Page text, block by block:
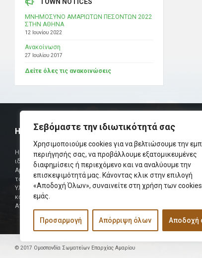
Σεβόμαστε την ιδιωτικότητά σας
Χρησιμοποιούμε cookies για να βελτιώσουμε την
περιήγησής σας, να προβάλλουμε εξατομικευμένες
διαφημίσεις ή περιεχόμενο και να αναλύουμε την
επισκεψιμότητά μας. Κάνοντας κλικ στην επιλογή
«Αποδοχή Όλων», συναινείτε στη χρήση των
εμάς.
Προσαρμογή Απόρριψη όλων Αποδοχή
TOWN NOTICES
ΜΝΗΜΟΣΥΝΟ ΑΜΑΡΙΩΤΩΝ ΠΕΣΟΝΤΩΝ 2022
ΣΤΗΝ ΑΘΗΝΑ
12 Ιουνίου 2022
Ανακοίνωση
27 Ιουλίου 2017
Δείτε όλες τις ανακοινώσεις
Η ΟΜΟΣΠΟΝΔΙΑ
Η Ομοσπονδία Σωματείων Επαρχίας Αμαρίου
ιδρύθηκε και πήρε τη θέση της Ένωσης
Αμαριωτών, που λειτουργούσε από το 1966 μέχρι
το 1984.
Υλοποιήθηκε σε συνεργασία των μελών του Δ.Σ
και των Δ.Σ των Αμαριώτικων Σωματείων της
Αττικής.
Φαξ
© 2017 Ομοσπονδία Σωματείων Επαρχίας Αμαρίου